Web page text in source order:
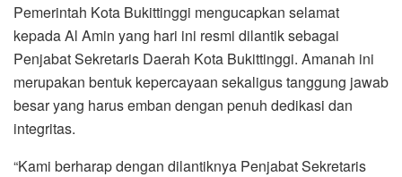
Pemerintah Kota Bukittinggi mengucapkan selamat
kepada Al Amin yang hari ini resmi dilantik sebagai
Penjabat Sekretaris Daerah Kota Bukittinggi. Amanah ini
merupakan bentuk kepercayaan sekaligus tanggung jawab
besar yang harus emban dengan penuh dedikasi dan
integritas.
“Kami berharap dengan dilantiknya Penjabat Sekretaris